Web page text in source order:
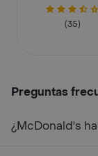
(35)
Preguntas
¿McDonald's